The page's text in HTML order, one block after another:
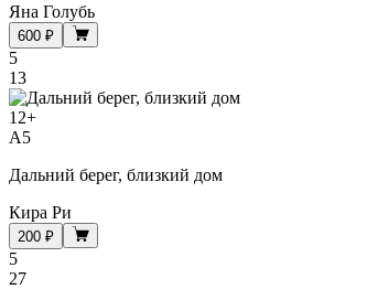
Яна Голубь
600 ₽
5
13
12+
A5
Дальний берег, близкий дом
Кира Ри
200 ₽
5
27